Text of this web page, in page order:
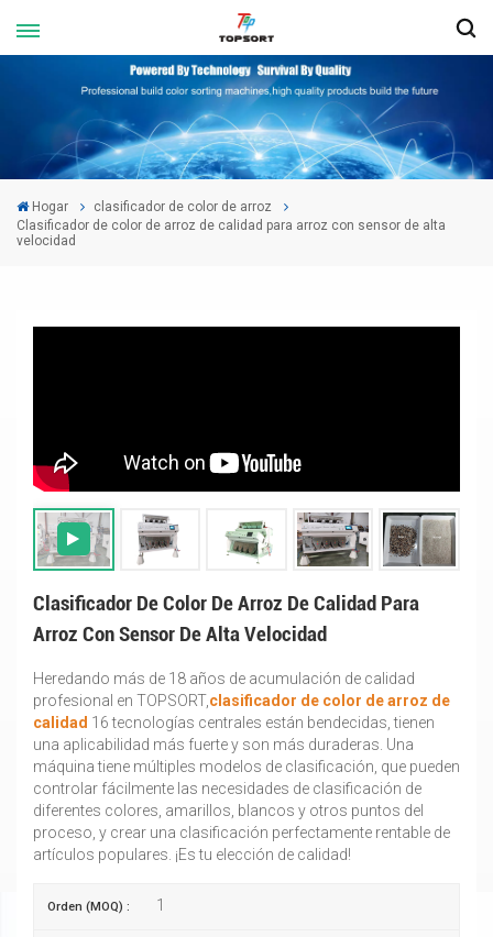
Hogar
clasificador de color de arroz
Clasificador de color de arroz de calidad para arroz con sensor de alta
velocidad
Clasificador De Color De Arroz De Calidad Para
Arroz Con Sensor De Alta Velocidad
Heredando más de 18 años de acumulación de calidad
profesional en TOPSORT,clasificador de color de arroz de
calidad 16 tecnologías centrales están bendecidas, tienen
una aplicabilidad más fuerte y son más duraderas. Una
máquina tiene múltiples modelos de clasificación, que pueden
controlar fácilmente las necesidades de clasificación de
diferentes colores, amarillos, blancos y otros puntos del
proceso, y crear una clasificación perfectamente rentable de
artículos populares. ¡Es tu elección de calidad!
Orden (MOQ) : 1